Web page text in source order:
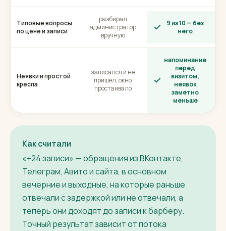
Типовые вопросы
по цене и записи
разбирал
администратор
вручную
9 из 10 — без
него
Неявки и простой
кресла
записался и не
пришёл, окно
простаивало
напоминание
перед
визитом,
неявок
заметно
меньше
Как считали
«+24 записи» — обращения из ВКонтакте,
Телеграм, Авито и сайта, в основном
вечерние и выходные, на которые раньше
отвечали с задержкой или не отвечали, а
теперь они доходят до записи к барберу.
Точный результат зависит от потока